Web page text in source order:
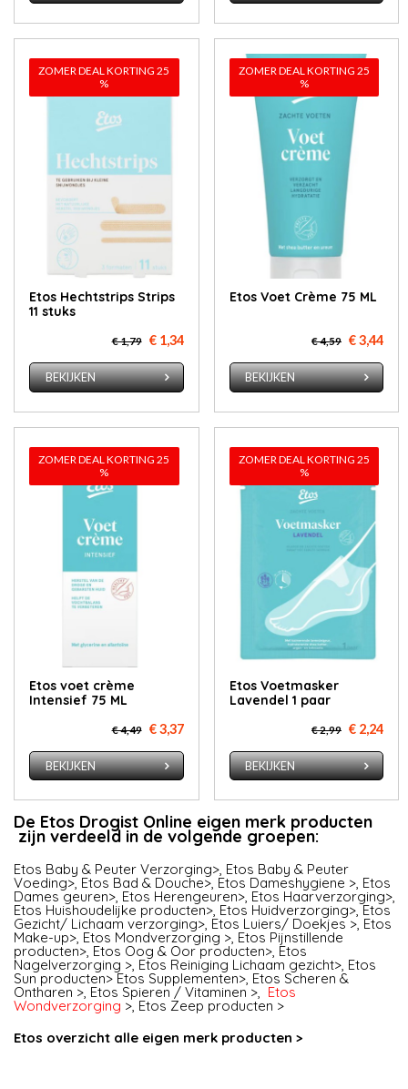
ZOMER DEAL KORTING 25
%
Etos Hechtstrips Strips
11 stuks
€ 1,79 € 1,34
BEKIJKEN
ZOMER DEAL KORTING 25
%
Etos Voet Crème 75 ML
€ 4,59 € 3,44
BEKIJKEN
ZOMER DEAL KORTING 25
%
Etos voet crème
Intensief 75 ML
€ 4,49 € 3,37
BEKIJKEN
ZOMER DEAL KORTING 25
%
Etos Voetmasker
Lavendel 1 paar
€ 2,99 € 2,24
BEKIJKEN
De Etos Drogist Online eigen merk producten
zijn verdeeld in de volgende groepen:
Etos Baby & Peuter Verzorging>, Etos Baby & Peuter
Voeding>, Etos Bad & Douche>, Etos Dameshygiene >, Etos
Dames geuren>, Etos Herengeuren>, Etos Haarverzorging>,
Etos Huishoudelijke producten>, Etos Huidverzorging>, Etos
Gezicht/ Lichaam verzorging>, Etos Luiers/ Doekjes >, Etos
Make-up>, Etos Mondverzorging >, Etos Pijnstillende
producten>, Etos Oog & Oor producten>, Etos
Nagelverzorging >, Etos Reiniging Lichaam gezicht>, Etos
Sun producten> Etos Supplementen>, Etos Scheren &
Ontharen >, Etos Spieren / Vitaminen >, Etos
Wondverzorging >, Etos Zeep producten >
Etos overzicht alle eigen merk producten >